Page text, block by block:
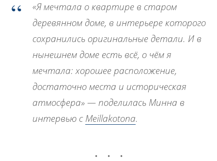
«Я мечтала о квартире в старом
деревянном доме, в интерьере которого
сохранились оригинальные детали. И в
нынешнем доме есть всё, о чём я
мечтала: хорошее расположение,
достаточно места и историческая
атмосфера» — поделилась Минна в
интервью сMeillakotona.